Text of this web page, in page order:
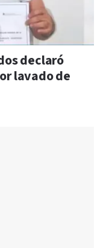
declaró
lavado de